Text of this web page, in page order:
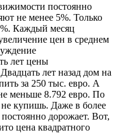
постоянно
не менее 5%. Только
Каждый месяц
цен в среднем
лет цены
лет назад дом на
за 250 тыс. евро. А
меньше 8.792 евро. По
купишь. Даже в более
дорожает. Вот,
цена квадратного